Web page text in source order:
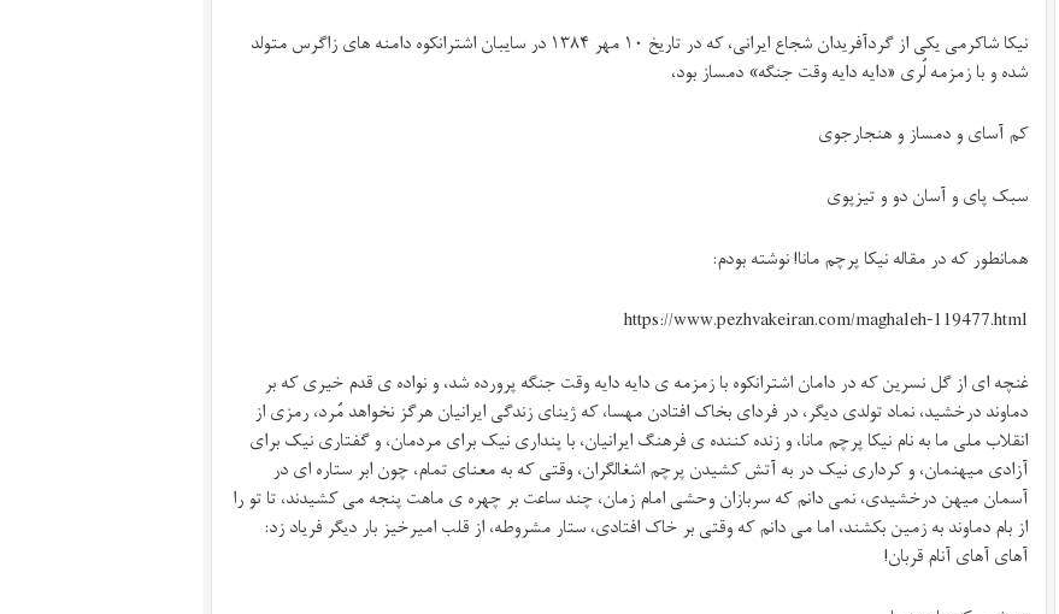
نیکا شاکرمی یکی از گردآفریدان شجاع ایرانی، که در تاریخ ۱۰ مهر ۱۳۸۴ در سایبان اشترانکوه دامنه های زاگرس متولد
شده و با زمزمه لُری «دایه دایه وقت جنگه» دمساز بود،
کم آسای و دمساز و هنجارجوی
سبک پای و آسان دو و تیزپوی
همانطور که در مقاله نیکا پرچم مانا! نوشته بودم:
https://www.pezhvakeiran.com/maghaleh-119477.html
غنچه ای از گل نسرین که در دامان اشترانکوه با زمزمه ی دایه دایه وقت جنگه پرورده شد، و نواده ی قدم خیری که بر
دماوند درخشید، نماد تولدی دیگر، در فردای بخاک افتادن مهسا، که ژینای زندگی ایرانیان هرگز نخواهد مُرد، رمزی از
انقلاب ملی ما به نام نیکا پرچم مانا، و زنده کننده ی فرهنگ ایرانیان، با پنداری نیک برای مردمان، و گفتاری نیک برای
آزادی میهنمان، و کرداری نیک در به آتش کشیدن پرچم اشغالگران، وقتی که به معنای تمام، چون ابر ستاره ای در
آسمان میهن درخشیدی، نمی دانم که سربازان وحشی امام زمان، چند ساعت بر چهره ی ماهت پنجه می کشیدند، تا تو را
از بام دماوند به زمین بکشند، اما می دانم که وقتی بر خاک افتادی، ستار مشروطه، از قلب امیرخیز بار دیگر فریاد زد:
آهای آهای آنام قربان!